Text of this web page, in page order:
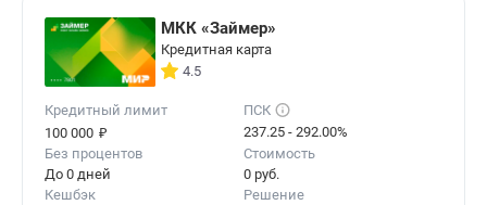
кредитных карт, а также калькуляторы
одобренного лимита и ежемесячных платежей.
МКК «Займер»
Кредитная карта
4.5
Кредитный лимит
100 000 ₽
ПСК
237.25 - 292.00%
Без процентов
До 0 дней
Стоимость
0 руб.
Кешбэк
Решение